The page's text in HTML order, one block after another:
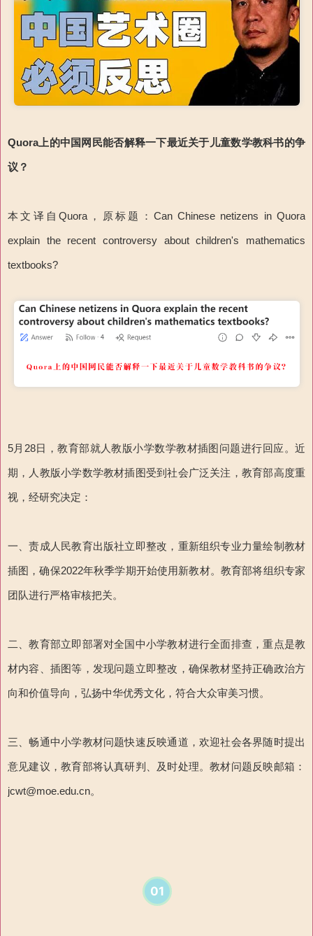
Quora上的中国网民能否解释一下最近关于儿童数学教科书的争
议？
本文译自Quora，原标题：Can Chinese netizens in Quora
explain the recent controversy about children's mathematics
textbooks?
5月28日，教育部就人教版小学数学教材插图问题进行回应。近
期，人教版小学数学教材插图受到社会广泛关注，教育部高度重
视，经研究决定：
一、责成人民教育出版社立即整改，重新组织专业力量绘制教材
插图，确保2022年秋季学期开始使用新教材。教育部将组织专家
团队进行严格审核把关。
二、教育部立即部署对全国中小学教材进行全面排查，重点是教
材内容、插图等，发现问题立即整改，确保教材坚持正确政治方
向和价值导向，弘扬中华优秀文化，符合大众审美习惯。
三、畅通中小学教材问题快速反映通道，欢迎社会各界随时提出
意见建议，教育部将认真研判、及时处理。教材问题反映邮箱：
jcwt@moe.edu.cn。
01